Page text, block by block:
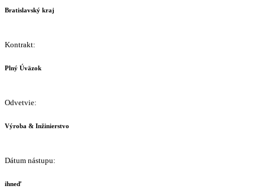
Bratislavský kraj
Kontrakt:
Plný Úväzok
Odvetvie:
Výroba & Inžinierstvo
Dátum nástupu:
ihneď